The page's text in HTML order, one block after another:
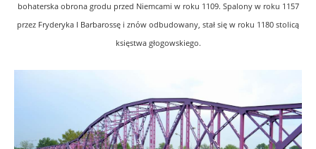
bohaterska obrona grodu przed Niemcami w roku 1109. Spalony w roku 1157
przez Fryderyka I Barbarossę i znów odbudowany, stał się w roku 1180 stolicą
księstwa głogowskiego.